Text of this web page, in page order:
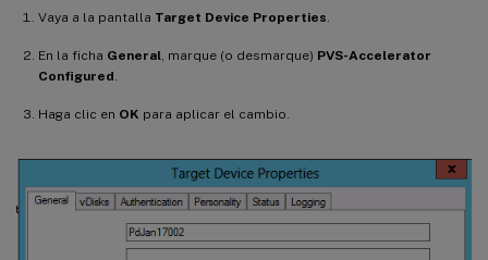
Vaya a la pantalla Target Device Properties
En la ficha General , marque (o desmarque) PVS-Accelerator
Configured
Haga clic en OK para aplicar el cambio.